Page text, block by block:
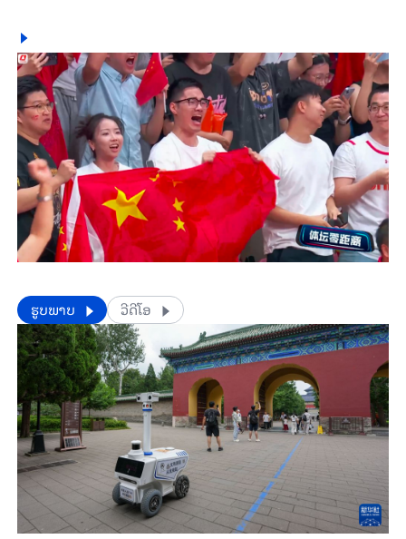
​​ຮູບພາບ ວີດີໂອ